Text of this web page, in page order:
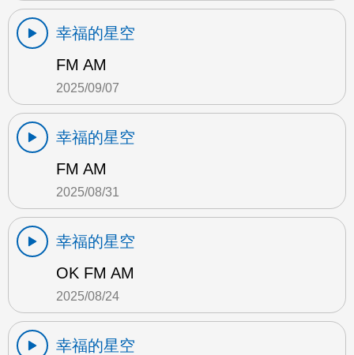
幸福的星空
FM AM
2025/09/07
幸福的星空
FM AM
2025/08/31
幸福的星空
OK FM AM
2025/08/24
幸福的星空